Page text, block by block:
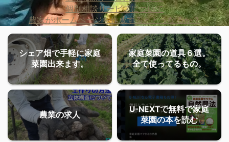
個別相談サービスについて
農家がホームページを作成するとどうなるか？
シェア畑で手軽に家庭
菜園出来ます。
家庭菜園の道具６選。
全て使ってるもの。
農業の求人
U-NEXTで無料で家庭
菜園の本を読む